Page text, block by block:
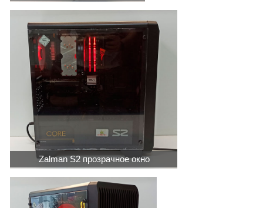
Zalman S2 прозрачное окно